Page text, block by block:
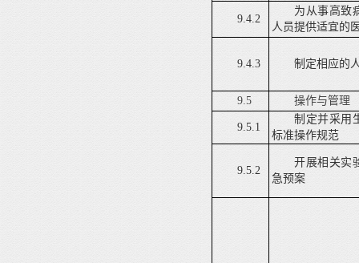
9.4.2
为从事高致
人员提供适宜的
9.4.3 制定相应的
9.5 操作与管理
9.5.1
制定并采用
标准操作规范
9.5.2
开展相关实
急预案